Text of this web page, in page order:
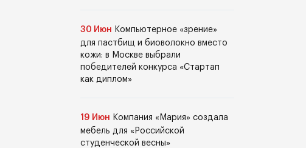
30 Июн Компьютерное «зрение»
для пастбищ и биоволокно вместо
кожи: в Москве выбрали
победителей конкурса «Стартап
как диплом»
19 Июн Компания «Мария» создала
мебель для «Российской
студенческой весны»